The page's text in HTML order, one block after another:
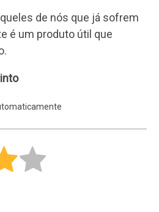
de nós que já sofrem
é um produto útil que